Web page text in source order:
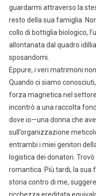
guardarmi attraverso la
resto della sua famiglia.
collo di bottiglia biologico,
allontanata dal quadro
sposandomi.
Eppure, i veri matrimoni
Quando ci siamo
forza magnetica nel
incontrò a una raccolta
dove io—una donna che
sull’organizzazione
entrambi i miei genitori
logistica dei donatori.
romantica. Più tardi, la sua
storia contro di me,